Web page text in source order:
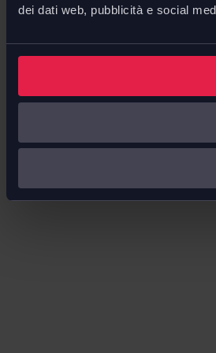
dei dati web, pubblicità e social